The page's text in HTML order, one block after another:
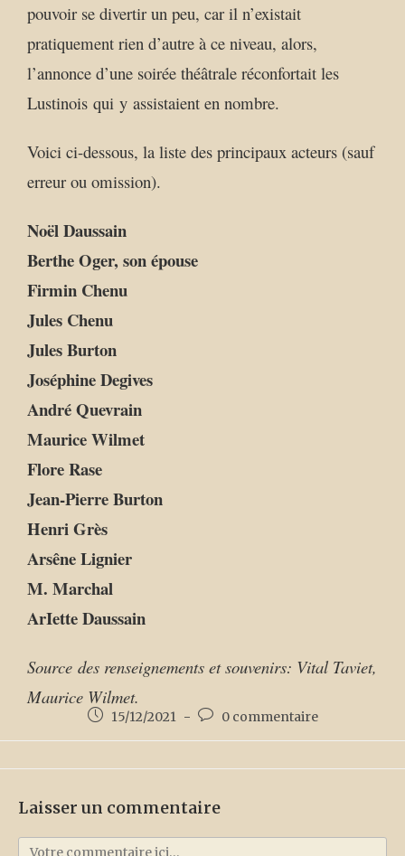
pouvoir se divertir un peu, car il n’existait
pratiquement rien d’autre à ce niveau, alors,
l’annonce d’une soirée théâtrale réconfortait les
Lustinois qui y assistaient en nombre.
Voici ci-dessous, la liste des principaux acteurs (sauf
erreur ou omission).
Noël Daussain
Berthe Oger, son épouse
Firmin Chenu
Jules Chenu
Jules Burton
Joséphine Degives
André Quevrain
Maurice Wilmet
Flore Rase
Jean-Pierre Burton
Henri Grès
Arsêne Lignier
M. Marchal
ArIette Daussain
Source des renseignements et souvenirs: Vital Taviet,
Maurice Wilmet.
15/12/2021 0 commentaire
Laisser un commentaire